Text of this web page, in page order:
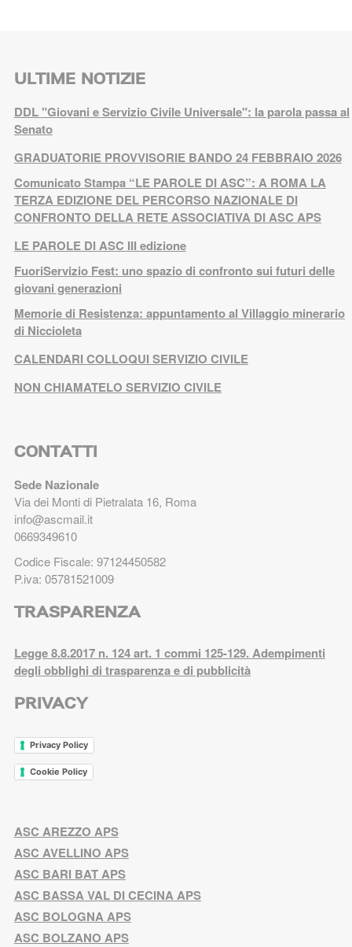
ASC AREZZO APS
ASC AVELLINO APS
ASC BARI BAT APS
ASC BASSA VAL DI CECINA APS
ASC BOLOGNA APS
ASC BOLZANO APS
ULTIME NOTIZIE
DDL "Giovani e Servizio Civile Universale": la parola passa al
Senato
GRADUATORIE PROVVISORIE BANDO 24 FEBBRAIO 2026
Comunicato Stampa “LE PAROLE DI ASC”: A ROMA LA
TERZA EDIZIONE DEL PERCORSO NAZIONALE DI
CONFRONTO DELLA RETE ASSOCIATIVA DI ASC APS
LE PAROLE DI ASC III edizione
FuoriServizio Fest: uno spazio di confronto sui futuri delle
giovani generazioni
Memorie di Resistenza: appuntamento al Villaggio minerario
di Niccioleta
CALENDARI COLLOQUI SERVIZIO CIVILE
NON CHIAMATELO SERVIZIO CIVILE
CONTATTI
Sede Nazionale
Via dei Monti di Pietralata 16, Roma
info@ascmail.it
0669349610
Codice Fiscale: 97124450582
P.iva: 05781521009
TRASPARENZA
Legge 8.8.2017 n. 124 art. 1 commi 125-129. Adempimenti
degli obblighi di trasparenza e di pubblicità
PRIVACY
Privacy Policy
Cookie Policy